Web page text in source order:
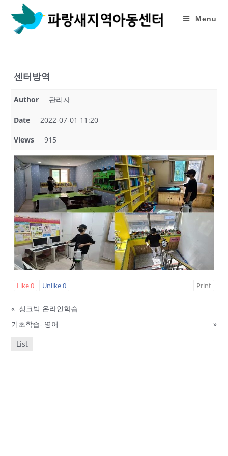
content
Menu
센터방역
Author 관리자
Date 2022-07-01 11:20
Views 915
Like0 Unlike0 Print
« 싱크빅 온라인학습
기초학습- 영어
»
List